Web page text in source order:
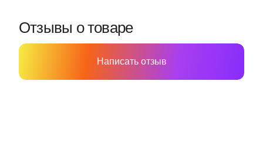
Отзывы о товаре
Написать отзыв